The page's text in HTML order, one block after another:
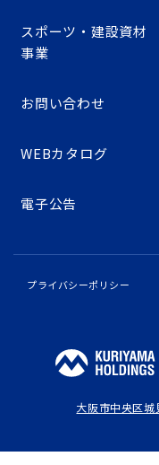
スポーツ・建設資材
事業
お問い合わせ
WEBカタログ
電子公告
大阪市中央区
プライバシーポリシー